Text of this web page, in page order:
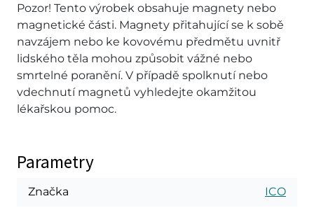
Pozor! Tento výrobek obsahuje magnety nebo
magnetické části. Magnety přitahující se k sobě
navzájem nebo ke kovovému předmětu uvnitř
lidského těla mohou způsobit vážné nebo
smrtelné poranění. V případě spolknutí nebo
vdechnutí magnetů vyhledejte okamžitou
lékařskou pomoc.
Parametry
Značka ICO